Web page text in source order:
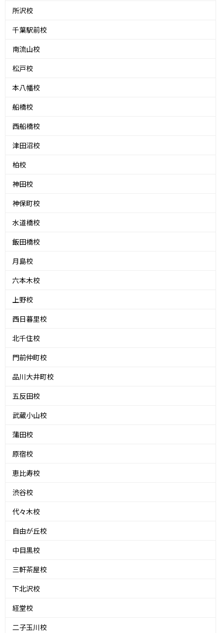
所沢校
千葉駅前校
南流山校
松戸校
本八幡校
船橋校
西船橋校
津田沼校
柏校
神田校
神保町校
水道橋校
飯田橋校
月島校
六本木校
上野校
西日暮里校
北千住校
門前仲町校
品川大井町校
五反田校
武蔵小山校
蒲田校
原宿校
恵比寿校
渋谷校
代々木校
自由が丘校
中目黒校
三軒茶屋校
下北沢校
経堂校
二子玉川校